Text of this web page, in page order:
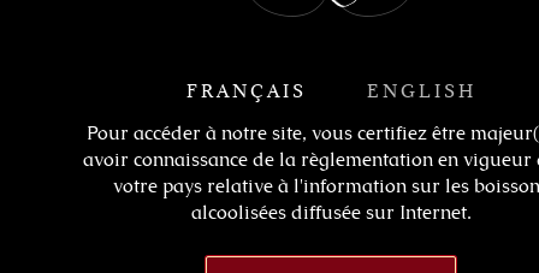
FRANÇAIS ENGLISH
Pour accéder à notre site, vous certifiez être
avoir connaissance de la règlementation en vigueur
votre pays relative à l'information sur les
alcoolisées diffusée sur Internet.